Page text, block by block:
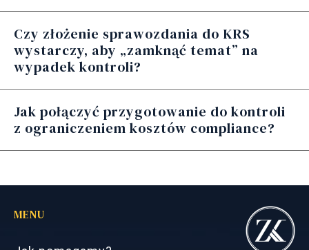
Czy złożenie sprawozdania do KRS
wystarczy, aby „zamknąć temat” na
wypadek kontroli?
Jak połączyć przygotowanie do kontroli
z ograniczeniem kosztów compliance?
MENU